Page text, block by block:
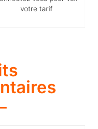
votre tarif